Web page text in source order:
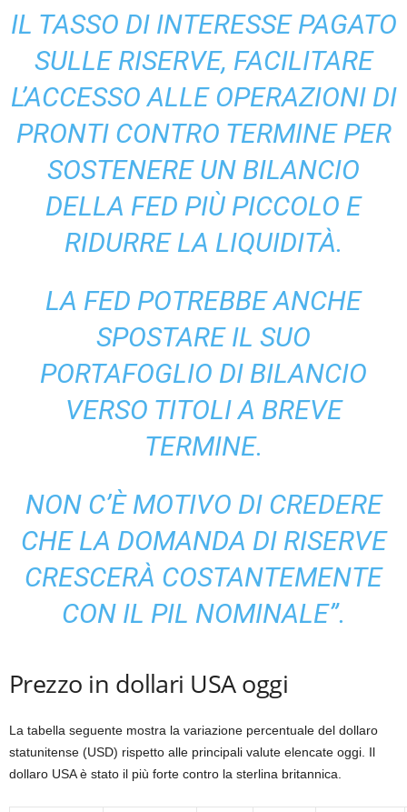
IL TASSO DI INTERESSE PAGATO
SULLE RISERVE, FACILITARE
L’ACCESSO ALLE OPERAZIONI DI
PRONTI CONTRO TERMINE PER
SOSTENERE UN BILANCIO
DELLA FED PIÙ PICCOLO E
RIDURRE LA LIQUIDITÀ.
LA FED POTREBBE ANCHE
SPOSTARE IL SUO
PORTAFOGLIO DI BILANCIO
VERSO TITOLI A BREVE
TERMINE.
NON C’È MOTIVO DI CREDERE
CHE LA DOMANDA DI RISERVE
CRESCERÀ COSTANTEMENTE
CON IL PIL NOMINALE”.
Prezzo in dollari USA oggi
La tabella seguente mostra la variazione percentuale del dollaro
statunitense (USD) rispetto alle principali valute elencate oggi. Il
dollaro USA è stato il più forte contro la sterlina britannica.